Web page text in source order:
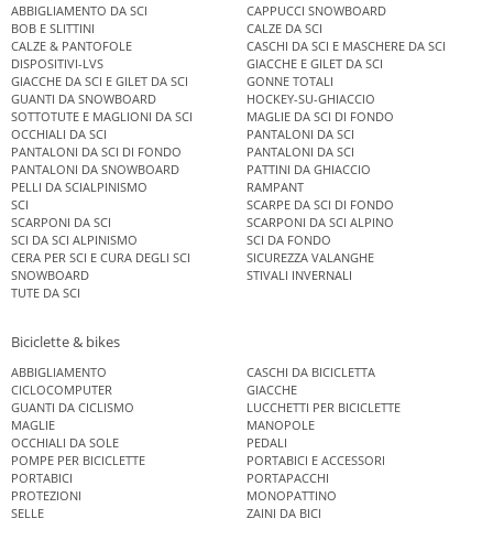
ABBIGLIAMENTO DA SCI
CAPPUCCI SNOWBOARD
BOB E SLITTINI
CALZE DA SCI
CALZE & PANTOFOLE
CASCHI DA SCI E MASCHERE DA SCI
DISPOSITIVI-LVS
GIACCHE E GILET DA SCI
GIACCHE DA SCI E GILET DA SCI
GONNE TOTALI
GUANTI DA SNOWBOARD
HOCKEY-SU-GHIACCIO
SOTTOTUTE E MAGLIONI DA SCI
MAGLIE DA SCI DI FONDO
OCCHIALI DA SCI
PANTALONI DA SCI
PANTALONI DA SCI DI FONDO
PANTALONI DA SCI
PANTALONI DA SNOWBOARD
PATTINI DA GHIACCIO
PELLI DA SCIALPINISMO
RAMPANT
SCI
SCARPE DA SCI DI FONDO
SCARPONI DA SCI
SCARPONI DA SCI ALPINO
SCI DA SCI ALPINISMO
SCI DA FONDO
CERA PER SCI E CURA DEGLI SCI
SICUREZZA VALANGHE
SNOWBOARD
STIVALI INVERNALI
TUTE DA SCI
Biciclette & bikes
ABBIGLIAMENTO
CASCHI DA BICICLETTA
CICLOCOMPUTER
GIACCHE
GUANTI DA CICLISMO
LUCCHETTI PER BICICLETTE
MAGLIE
MANOPOLE
OCCHIALI DA SOLE
PEDALI
POMPE PER BICICLETTE
PORTABICI E ACCESSORI
PORTABICI
PORTAPACCHI
PROTEZIONI
MONOPATTINO
SELLE
ZAINI DA BICI